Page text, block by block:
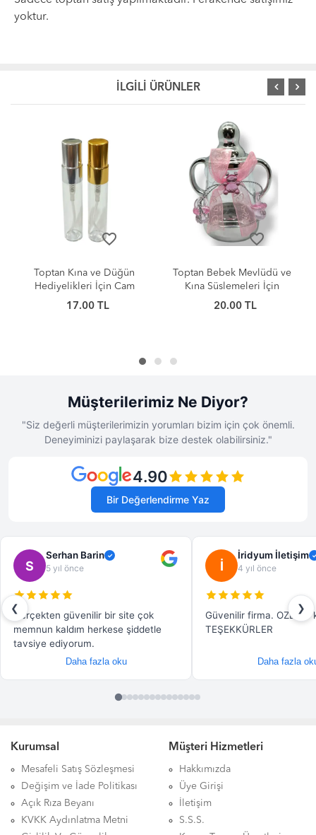
yoktur.
İLGİLİ ÜRÜNLER
favorite_border
Toptan Bebek Mevlüdü ve
Kına Süslemeleri İçin
Plastik Biberon 9cm
20.00 TL
favorite_border
Toptan Kına ve Nikah
Hediyelikleri İçin Plastik
Kutu 5cm
20.00 TL
Kurumsal
Mesafeli Satış Sözleşmesi
Değişim ve İade Politikası
Açık Rıza Beyanı
KVKK Aydınlatma Metni
Müşteri Hizmetleri
Hakkımızda
Üye Girişi
İletişim
S.S.S.